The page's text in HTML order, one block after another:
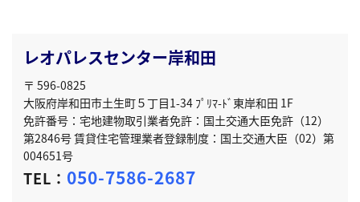
レオパレスセンター岸和田
〒 596-0825
大阪府岸和田市土生町５丁目1-34 ﾌﾟﾘﾏ-ﾄﾞ東岸和田 1F
免許番号：宅地建物取引業者免許：国土交通大臣免許（12）
第2846号 賃貸住宅管理業者登録制度：国土交通大臣（02）第
004651号
TEL： 050-7586-2687